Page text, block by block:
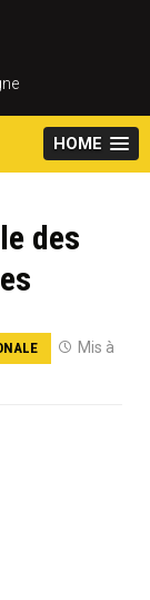
HOME
des
Mis à